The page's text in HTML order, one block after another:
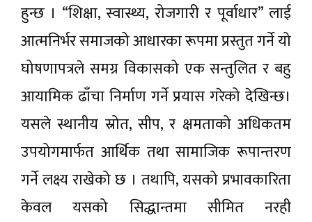
हुन्छ । “शिक्षा, स्वास्थ्य, रोजगारी र पूर्वाधार” लाई
आत्मनिर्भर समाजको आधारका रूपमा प्रस्तुत गर्ने यो
घोषणापत्रले समग्र विकासको एक सन्तुलित र बहु
आयामिक ढाँचा निर्माण गर्ने प्रयास गरेको देखिन्छ।
यसले स्थानीय स्रोत, सीप, र क्षमताको अधिकतम
उपयोगमार्फत आर्थिक तथा सामाजिक रूपान्तरण
गर्ने लक्ष्य राखेको छ । तथापि, यसको प्रभावकारिता
केवल यसको सिद्धान्तमा सीमित नरही